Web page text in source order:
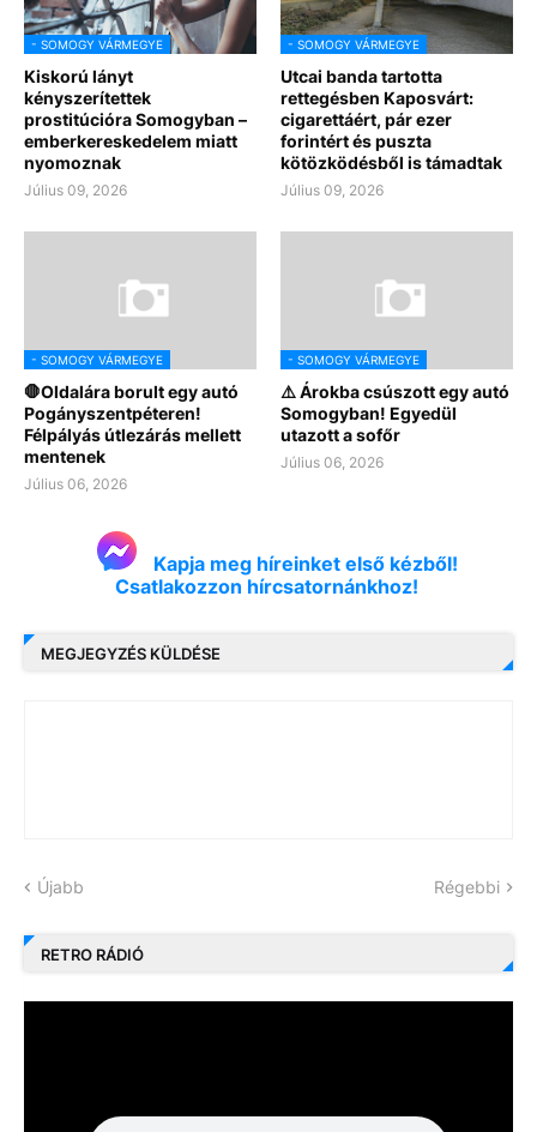
- SOMOGY VÁRMEGYE
Kiskorú lányt
kényszerítettek
prostitúcióra Somogyban –
emberkereskedelem miatt
nyomoznak
Július 09, 2026
- SOMOGY VÁRMEGYE
Utcai banda tartotta
rettegésben Kaposvárt:
cigarettáért, pár ezer
forintért és puszta
kötözködésből is támadtak
Július 09, 2026
- SOMOGY VÁRMEGYE
🛑Oldalára borult egy autó
Pogányszentpéteren!
Félpályás útlezárás mellett
mentenek
Július 06, 2026
- SOMOGY VÁRMEGYE
⚠️ Árokba csúszott egy autó
Somogyban! Egyedül
utazott a sofőr
Július 06, 2026
Kapja meg híreinket első kézből!
Csatlakozzon hírcsatornánkhoz!
MEGJEGYZÉS KÜLDÉSE
Újabb Régebbi
RETRO RÁDIÓ